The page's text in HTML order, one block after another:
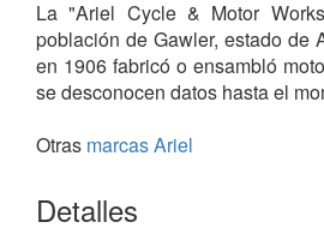
La "Ariel Cycle & Motor
población de Gawler, estado de
en 1906 fabricó o ensambló
se desconocen datos hasta el
Otras marcas Ariel
Detalles